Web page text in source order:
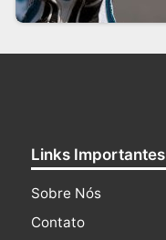
Links Importantes
Sobre Nós
Contato